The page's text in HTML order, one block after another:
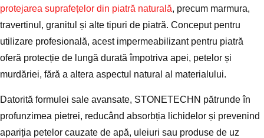
protejarea suprafețelor din piatră naturală, precum marmura,
travertinul, granitul și alte tipuri de piatră. Conceput pentru
utilizare profesională, acest impermeabilizant pentru piatră
oferă protecție de lungă durată împotriva apei, petelor și
murdăriei, fără a altera aspectul natural al materialului.
Datorită formulei sale avansate, STONETECHN pătrunde în
profunzimea pietrei, reducând absorbția lichidelor și prevenind
apariția petelor cauzate de apă, uleiuri sau produse de uz